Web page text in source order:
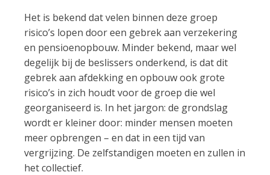
Het is bekend dat velen binnen deze groep
risico’s lopen door een gebrek aan verzekering
en pensioenopbouw. Minder bekend, maar wel
degelijk bij de beslissers onderkend, is dat dit
gebrek aan afdekking en opbouw ook grote
risico’s in zich houdt voor de groep die wel
georganiseerd is. In het jargon: de grondslag
wordt er kleiner door: minder mensen moeten
meer opbrengen – en dat in een tijd van
vergrijzing. De zelfstandigen moeten en zullen in
het collectief.